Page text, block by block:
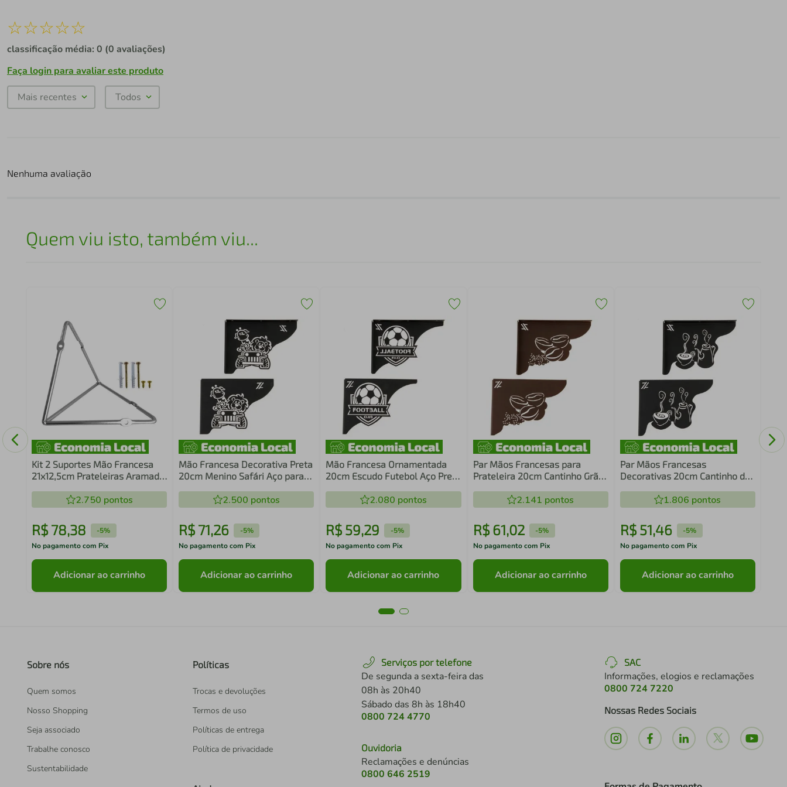
☆☆☆☆☆
classificação média: 0 (0 avaliações)
Faça login para avaliar este produto
Mais recentes Todos
Nenhuma avaliação
Quem viu isto, também viu...
Kit 2 Suportes Mão Francesa
21x12,5cm Prateleiras Aramado
Organização2.750 pontos
R$ 78,38 -5%
No pagamento com Pix
Adicionar ao carrinho
Mão Francesa Decorativa Preta
20cm Menino Safári Aço para
2.500 pontos
R$ 71,26 -5%
No pagamento com Pix
Adicionar ao carrinho
Mão Francesa Ornamentada
20cm Escudo Futebol Aço Preto
2.080 pontos
R$59,29 -5%
No pagamento com Pix
Adicionar ao carrinho
Par Mãos Francesas para
Prateleira 20cm Cantinho Grãos
2.141 pontos
R$ 61,02 -5%
No pagamento com Pix
Adicionar ao carrinho
Par Mãos Francesas
Decorativas 20cm Cantinho do
1.806 pontos
R$ 51,46 -5%
No pagamento com Pix
Adicionar ao carrinho
Aço
Sobre nós
Quem somos
Nosso Shopping
Seja associado
Trabalhe conosco
Sustentabilidade
Políticas
Trocas e devoluções
Termos de uso
Políticas de entrega
Política de privacidade
Serviços por telefone
De segunda a sexta-feira das
08h às 20h40
Sábado das 8h às 18h40
0800 724 4770
Ouvidoria
Reclamações e denúncias
0800 646 2519
SAC
Informações, elogios e reclamações
0800 724 7220
Nossas Redes Sociais